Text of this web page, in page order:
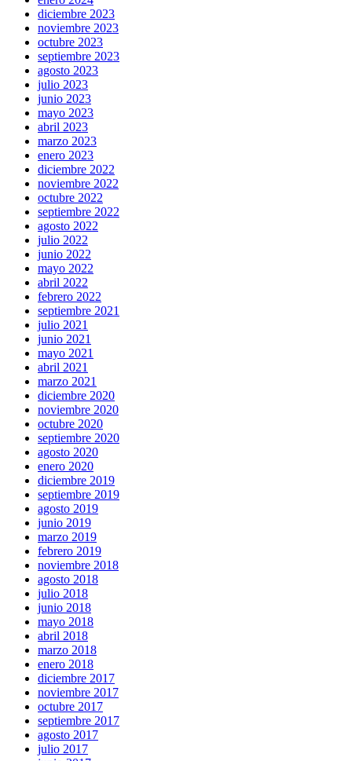
diciembre 2023
noviembre 2023
octubre 2023
septiembre 2023
agosto 2023
julio 2023
junio 2023
mayo 2023
abril 2023
marzo 2023
enero 2023
diciembre 2022
noviembre 2022
octubre 2022
septiembre 2022
agosto 2022
julio 2022
junio 2022
mayo 2022
abril 2022
febrero 2022
septiembre 2021
julio 2021
junio 2021
mayo 2021
abril 2021
marzo 2021
diciembre 2020
noviembre 2020
octubre 2020
septiembre 2020
agosto 2020
enero 2020
diciembre 2019
septiembre 2019
agosto 2019
junio 2019
marzo 2019
febrero 2019
noviembre 2018
agosto 2018
julio 2018
junio 2018
mayo 2018
abril 2018
marzo 2018
enero 2018
diciembre 2017
noviembre 2017
octubre 2017
septiembre 2017
agosto 2017
julio 2017